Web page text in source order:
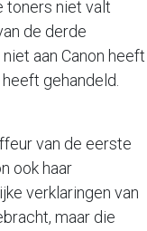
toners niet valt
de derde
aan Canon heeft
gehandeld.
van de eerste
ook haar
verklaringen van
maar die